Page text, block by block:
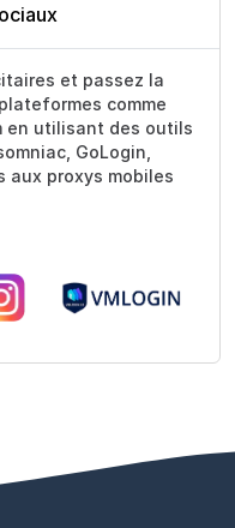
et passez la
comme
en utilisant des outils
GoLogin,
aux proxys mobiles